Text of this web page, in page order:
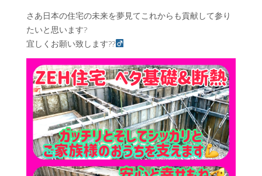
さあ日本の住宅の未来を夢見てこれからも貢献して参り
たいと思います?
宜しくお願い致します??‍